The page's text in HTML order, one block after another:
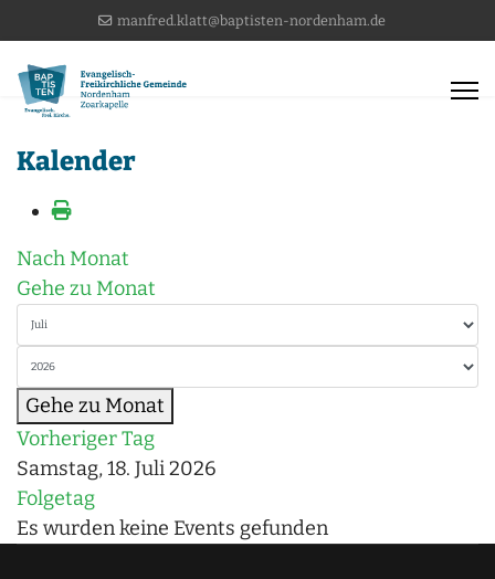
manfred.klatt@baptisten-nordenham.de
Kalender
Nach Monat
Gehe zu Monat
Gehe zu Monat
Vorheriger Tag
Samstag, 18. Juli 2026
Folgetag
Es wurden keine Events gefunden